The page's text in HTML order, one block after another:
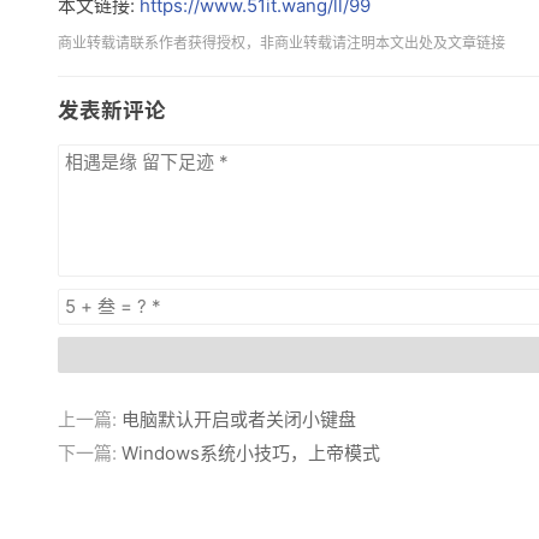
本文链接: https://www.51it.wang/ll/99
商业转载请联系作者获得授权，非商业转载请注明本文出处及文章链接
发表新评论
上一篇: 电脑默认开启或者关闭小键盘
下一篇: Windows系统小技巧，上帝模式